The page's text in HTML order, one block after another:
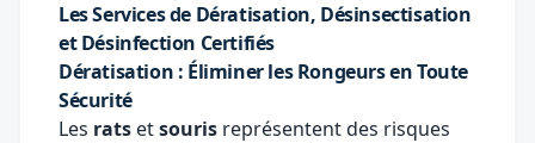
Les Services de Dératisation, Désinsectisation
et Désinfection Certifiés
Dératisation : Éliminer les Rongeurs en Toute
Sécurité
Les rats etsouris représentent des risques